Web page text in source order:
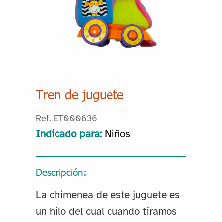
Tren de juguete
Ref. ET000636
Indicado para: Niños
Descripción:
La chimenea de este juguete es
un hilo del cual cuando tiramos